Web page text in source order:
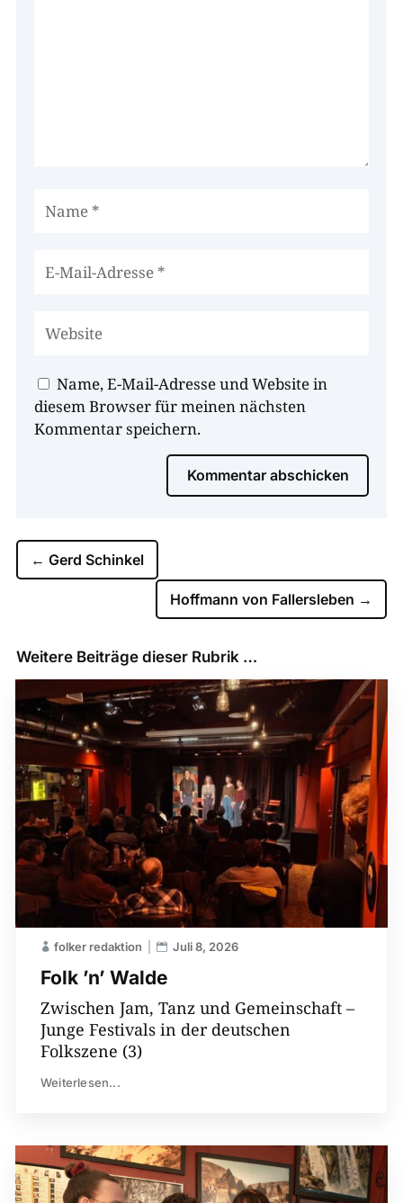
Name, E-Mail-Adresse und Website in
diesem Browser für meinen nächsten
Kommentar speichern.
Kommentar abschicken
← Gerd Schinkel
Hoffmann von Fallersleben →
Weitere Beiträge dieser Rubrik …
Folk ’n’ Walde
folker redaktion Juli 8, 2026
Zwischen Jam, Tanz und Gemeinschaft –
Junge Festivals in der deutschen
Folkszene (3)
Weiterlesen...